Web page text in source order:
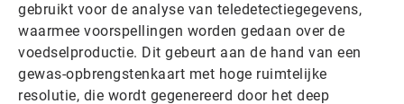
gebruikt voor de analyse van teledetectiegegevens,
waarmee voorspellingen worden gedaan over de
voedselproductie. Dit gebeurt aan de hand van een
gewas-opbrengstenkaart met hoge ruimtelijke
resolutie, die wordt gegenereerd door het deep